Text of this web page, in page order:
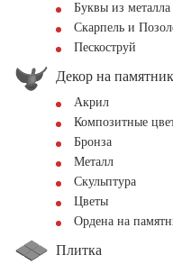
Буквы из металла
Скарпель и
Пескоструй
Декор на памятник
Акрил
Композитные
Бронза
Металл
Скульптура
Цветы
Ордена на
Плитка